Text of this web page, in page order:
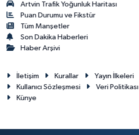
Artvin Trafik Yoğunluk Haritası
Puan Durumu ve Fikstür
Tüm Manşetler
Son Dakika Haberleri
Haber Arşivi
İletişim Kurallar Yayın İlkeleri
Kullanıcı Sözleşmesi
Veri Politikası
Künye